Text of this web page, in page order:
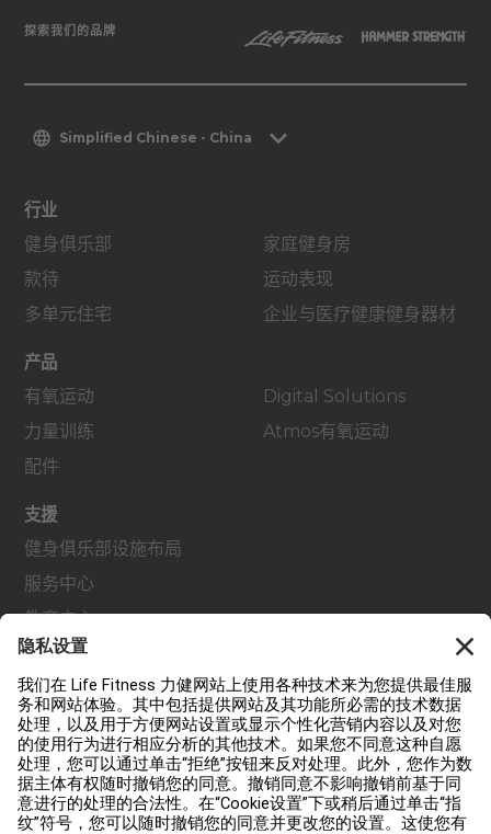
探索我们的品牌
Simplified Chinese - China
行业
健身俱乐部
款待
多单元住宅
家庭健身房
运动表现
企业与医疗健康健身器材
产品
有氧运动
力量训练
配件
Digital Solutions
Atmos有氧运动
支援
健身俱乐部设施布局
服务中心
教育中心
查找经销商
查找门店
法规
可及性